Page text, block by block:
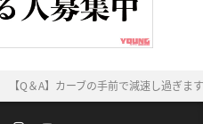
【Q＆A】カーブの手前で減速し過ぎます